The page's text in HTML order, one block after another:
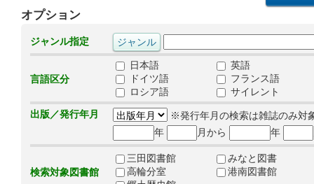
オプション
ジャンル指定
言語区分
日本語
英語
ドイツ語
フランス語
ロシア語
サイレント
出版／発行年月
※発行年月の検索は雑誌のみ対
年
月から 年
検索対象図書館
三田図書館
みなと図書
高輪分室
港南図書館